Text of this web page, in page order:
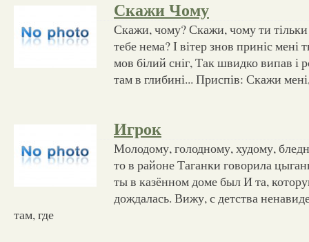
Скажи Чому
Скажи, чому? Скажи, чому ти
тебе нема? І вітер знов приніс мені
мов білий сніг, Так швидко випав і
там в глибині... Приспів: Скажи
Игрок
Молодому, голодному, худому,
то в районе Таганки говорила
ты в казённом доме был И та,
дождалась. Вижу, с детства
там, где